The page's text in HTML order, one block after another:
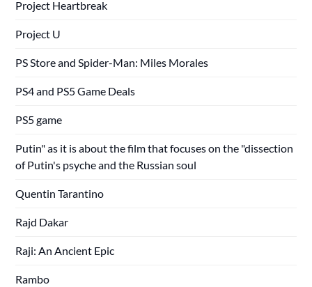
Project Heartbreak
Project U
PS Store and Spider-Man: Miles Morales
PS4 and PS5 Game Deals
PS5 game
Putin" as it is about the film that focuses on the "dissection
of Putin's psyche and the Russian soul
Quentin Tarantino
Rajd Dakar
Raji: An Ancient Epic
Rambo